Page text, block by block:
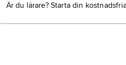
Är du lärare? Starta din